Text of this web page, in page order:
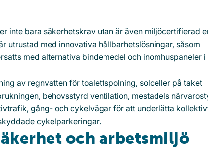
inte bara säkerhetskrav utan är även miljöcertifierad
utrustad med innovativa hållbarhetslösningar, såsom
med alternativa bindemedel och inomhuspaneler i
av regnvatten för toalettspolning, solceller på taket
behovsstyrd ventilation, mestadels
gång- och cykelvägar för att underlätta
cykelparkeringar.
och arbetsmiljö